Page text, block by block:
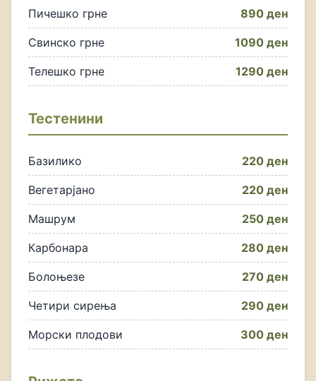
Пичешко грне 890 ден
Свинско грне 1090 ден
Телешко грне 1290 ден
Тестенини
Базилико 220 ден
Вегетарјано 220 ден
Машрум 250 ден
Карбонара 280 ден
Болоњезе 270 ден
Четири сирења 290 ден
Морски плодови 300 ден